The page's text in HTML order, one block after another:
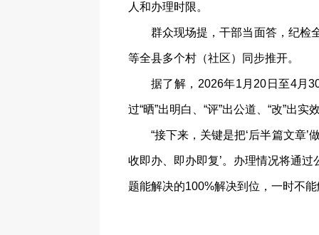
人和办理时限。
群众现场提，干部当面答，纪检
等全县多个村（社区）同步推开。
据了解，2026年1月20日至4月
过“晒”出明白、“评”出公道、“改”出
“接下来，关键是把‘后半篇文章
收即办、即办即复’。办理情况将通
题能解决的100%解决到位，一时不